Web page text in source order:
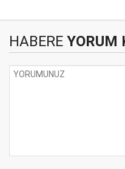
HABERE YORUM